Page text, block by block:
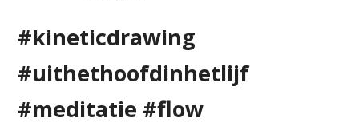
#kineticdrawing
#uithethoofdinhetlijf
#meditatie #flow